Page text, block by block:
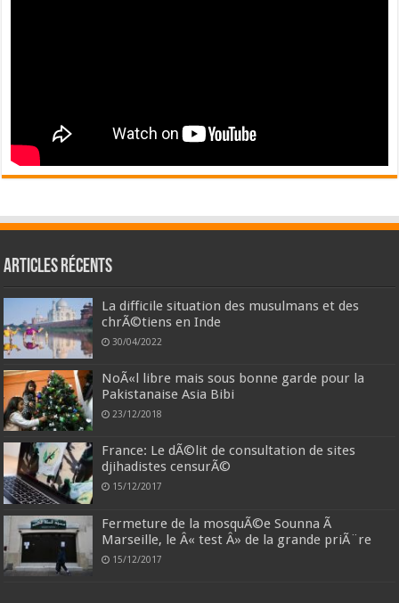
Articles récents
La difficile situation des musulmans et des
chrÃ©tiens en Inde
30/04/2022
NoÃ«l libre mais sous bonne garde pour la
Pakistanaise Asia Bibi
23/12/2018
France: Le dÃ©lit de consultation de sites
djihadistes censurÃ©
15/12/2017
Fermeture de la mosquÃ©e Sounna Ã
Marseille, le Â« test Â» de la grande priÃ¨re
15/12/2017